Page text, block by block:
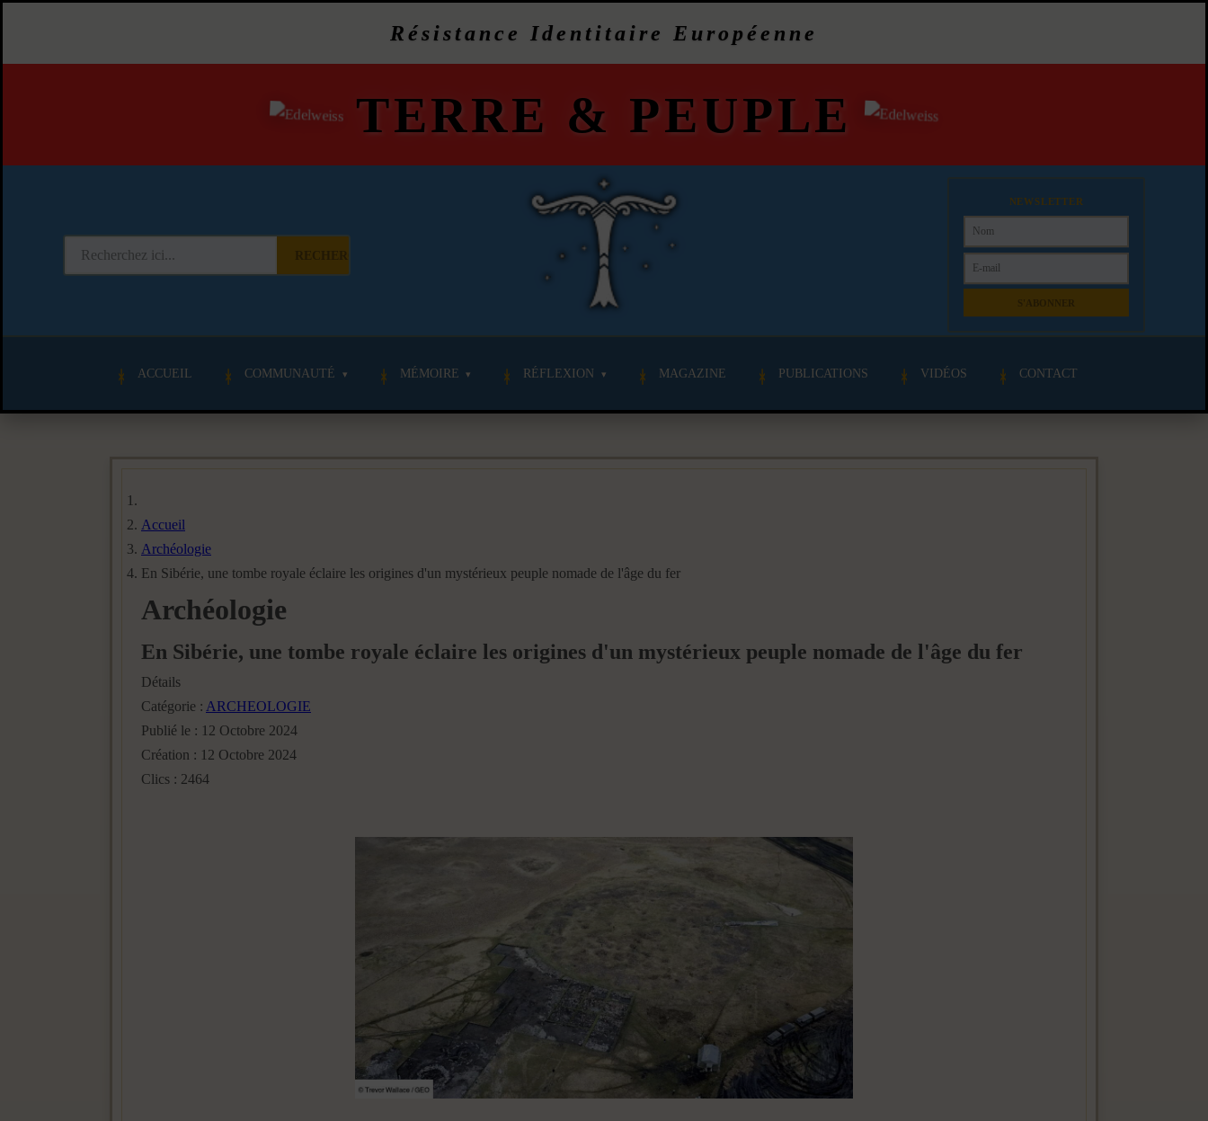
Résistance Identitaire Européenne
TERRE & PEUPLE
NEWSLETTER
ACCUEIL COMMUNAUTÉ MÉMOIRE RÉFLEXION MAGAZINE PUBLICATIONS VIDÉOS CONTACT
Accueil
Archéologie
En Sibérie, une tombe royale éclaire les origines d'un mystérieux peuple nomade de l'âge du fer
Archéologie
En Sibérie, une tombe royale éclaire les origines d'un mystérieux peuple nomade de l'âge du fer
Détails
Catégorie : ARCHEOLOGIE
Publié le : 12 Octobre 2024
Création : 12 Octobre 2024
Clics : 2464